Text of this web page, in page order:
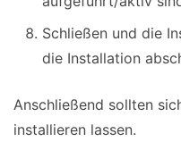
Schließen und die
die Installation
Anschließend sollten
installieren lassen.